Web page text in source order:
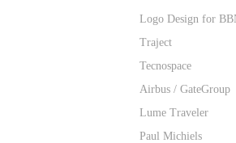
Logo Design for
Traject
Tecnospace
Airbus / GateGroup
Lume Traveler
Paul Michiels